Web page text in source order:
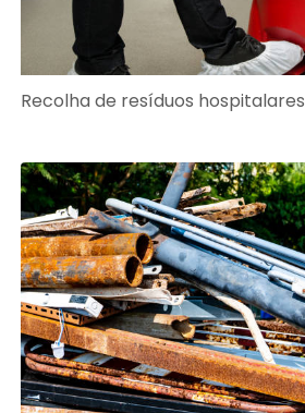
Recolha de resíduos hospitalares